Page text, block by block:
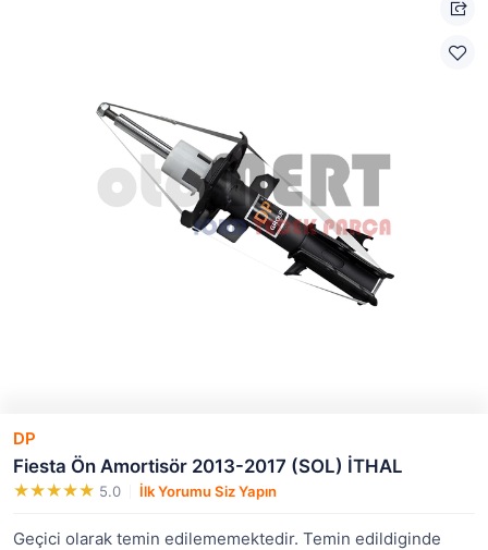
DP
Fiesta Ön Amortisör 2013-2017 (SOL) İTHAL
5.0 İlk Yorumu Siz Yapın
Geçici olarak temin edilememektedir. Temin edildiginde